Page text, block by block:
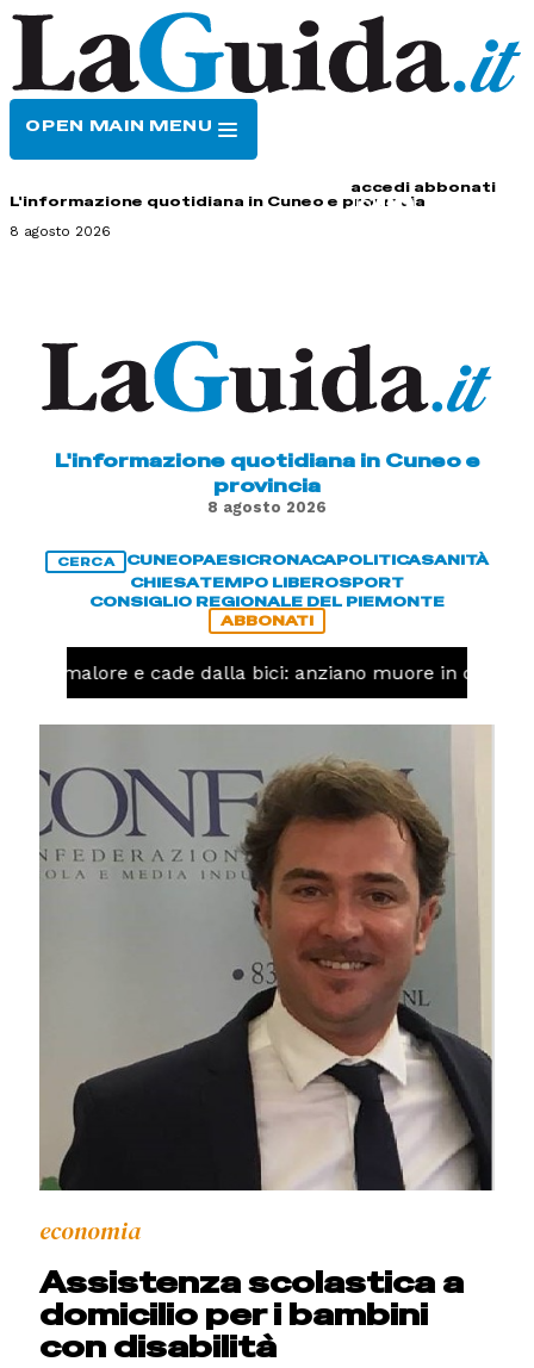
OPEN MAIN MENU
accedi abbonati
L'informazione quotidiana in Cuneo e provincia
8 agosto 2026
L'informazione quotidiana in Cuneo e
provincia
8 agosto 2026
CERCA CUNEOPAESICRONACAPOLITICASANITÀ
CHIESATEMPO LIBEROSPORT
CONSIGLIO REGIONALE DEL PIEMONTE
ABBONATI
un malore e cade dalla bici: anziano muore in corso
economia
Assistenza scolastica a
domicilio per i bambini
con disabilità